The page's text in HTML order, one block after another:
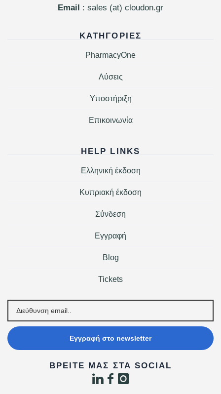
Email
: sales (at) cloudon.gr
ΚΑΤΗΓΟΡΊΕΣ
PharmacyOne
Λύσεις
Υποστήριξη
Επικοινωνία
HELP LINKS
Ελληνική έκδοση
Κυπριακή έκδοση
Σύνδεση
Εγγραφή
Blog
Tickets
Εγγραφή στο newsletter
ΒΡΕΊΤΕ ΜΑΣ ΣΤΑ SOCIAL